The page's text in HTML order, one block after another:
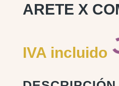
ARETE X
IVA incluido